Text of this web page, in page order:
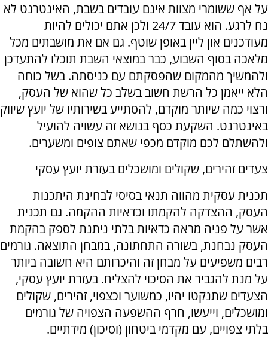
על אף ששומרי מצוות אינם עובדים בשבת, האינטרנט לא
נח לרגע. הוא עובד 24/7 ולכן אתם יכולים להיות
מעודכנים און ליין באופן שוטף. גם אם את מושבתים מכל
מלאכה בסוף השבוע, כבר במוצאי השבת תוכלו להתעדכן
ולהמשיך מהמקום שהפסקתם עם כניסתה. בשל כוחה
הלא ייאמן כל הרשת חשוב בשלב כל שהוא של העסק,
ורצוי כמה שיותר מוקדם, להסתייע בשירותיו של יועץ שיווק
באינטרנט. השקעת כסף בנושא זה עשויה להועיל
ולהשתלם לכם מוקדם מכפי שאתם צופים ומשערים.
צעדים זהירים, שקולים ומושכלים בעזרת יועץ עסקי
תכנית עסקית מהווה תנאי בסיסי לבחינת היתכנות
העסק, ההצדקה להקמתו וכדאיות ההקמה. גם תכנית
אשר על פניה מראה כדאיות בלתי ניתנת לספק בהקמת
העסק נבחנת, בשורה התחתונה, במבחן התוצאה. גורמים
רבים משפיעים על מבחן זה והיכרותם היא חשובה ביותר
על מנת להגביר את הסיכוי להצליח. בעזרת יועץ עסקי,
הצעדים שתנקטו יהיו, כמשוער וכצפוי, זהירים, שקולים
ומושכלים, וייעשו, חרף ההשפעה הצפויה של גורמים
בלתי צפויים, עם מקדמי ביטחון (וסיכון) מידתיים.